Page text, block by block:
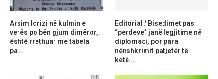
Arsim Idrizi në kulmin e
verës po bën gjum dimëror,
është rrethuar me tabela
pa...
Editorial / Bisedimet pas
“perdeve” janë legjitime në
diplomaci, por para
nënshkrimit patjetër të
ketë...